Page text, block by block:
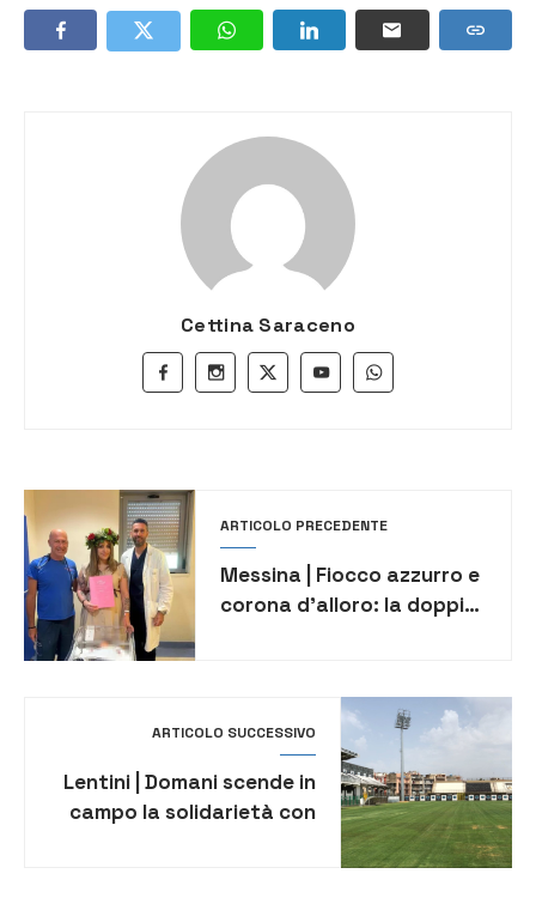
Cettina Saraceno
ARTICOLO PRECEDENTE
Messina | Fiocco azzurro e
corona d’alloro: la doppia
ARTICOLO SUCCESSIVO
Lentini | Domani scende in
campo la solidarietà con